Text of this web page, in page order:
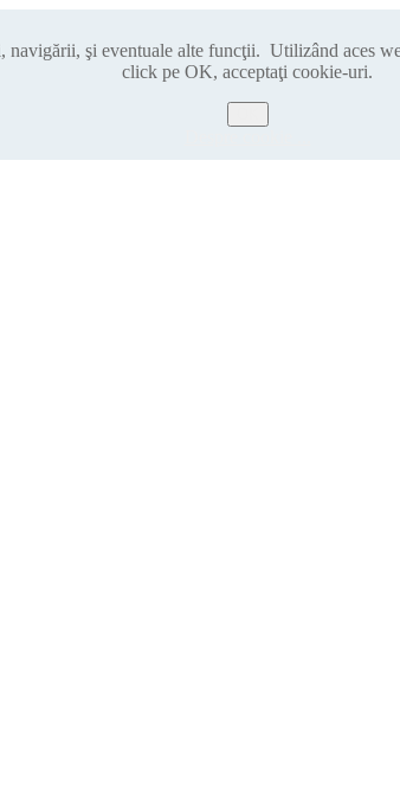
şi eventuale alte funcţii. Utilizând aces
click pe OK, acceptaţi cookie-uri.